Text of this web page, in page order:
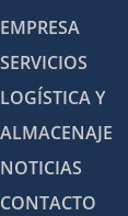
EMPRESA
SERVICIOS
LOGÍSTICA Y
ALMACENAJE
NOTICIAS
CONTACTO